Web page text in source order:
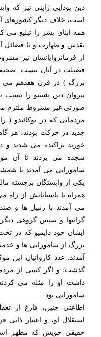
دین بودایی ژاپنی نیز که
است، خلاف دیگر کشورهای
همه ابنای بشر را تبلیغ می
تقدس و طهارت و یا فضائل
از فرمانروایانشان نیز
فضیلت در آنان نیست. صحنه
بزرگ ) در قرن هفدهم می
پیروان دین شینتو را نسبت
صورتی غیر مشروط ملتزم
مردمانی که در توکائیدو (
جدید در حرکت بودند، هر
خورند پراکنده می شدند و
سجده می بردند تا آن
سامورایی می آمدند با
یکی از وابستگان برجسته
همراه با پاسبانانش از راه
می آمدند با زنبیل ها و
گرانبها و سپس گروهی
ایشان خود دایمیو که در
بزرگ از سامورایی ها و
آمدند. عدد کاروانیان
گذشت؛ و اگر کسی از
داشت او را مثله می
سامورایی بود.
اطاعتی چنین، فارغ از
استقلال او، و اعتبار
حقیقی خویش که مظهر